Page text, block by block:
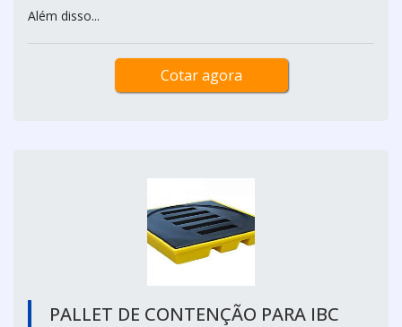
Além disso...
Cotar agora
PALLET DE CONTENÇÃO PARA IBC